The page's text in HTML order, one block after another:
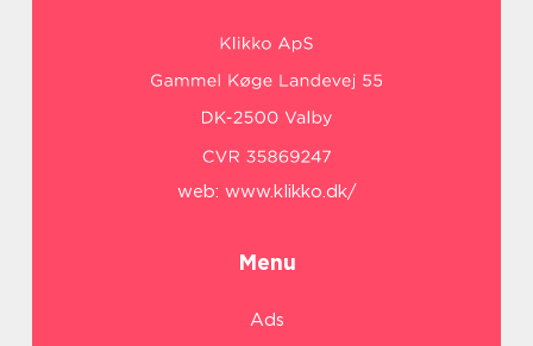
web: www.klikko.dk/
Menu
Ads